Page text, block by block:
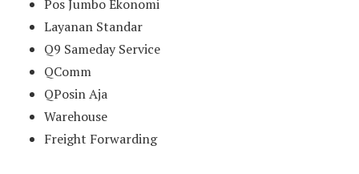
Pos Jumbo Ekonomi
Layanan Standar
Q9 Sameday Service
QComm
QPosin Aja
Warehouse
Freight Forwarding